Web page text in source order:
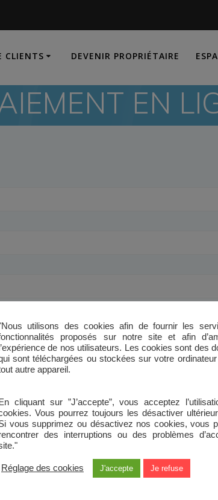
CLIENTS DEVENIR PROPRIÉTAIRE
EN
situé en haut à gauche de votre avis d'échéance,
chiffres situé en haut à gauche de votre avis d'échéance,
utilisons des cookies afin de fournir les
proposés sur notre site et afin
l’expérience de nos utilisateurs. Les cookies sont des
sont téléchargées ou stockées sur votre
autre appareil.
En cliquant sur ”J’accepte”, vous acceptez
Vous pourrez toujours les désactiver
vous supprimez ou désactivez nos cookies, vous
des interruptions ou des problèmes
Réglage des cookies J'accepte Je refuse